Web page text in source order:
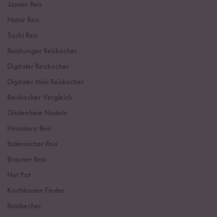
Jasmin Reis
Natur Reis
Sushi Reis
Reishunger Reiskocher
Digitaler Reiskocher
Digitaler Mini Reiskocher
Reiskocher Vergleich
Glutenfreie Nudeln
Himalaya Reis
Italienischer Reis
Brauner Reis
Hot Pot
Kochboxen Finder
Reisbecher